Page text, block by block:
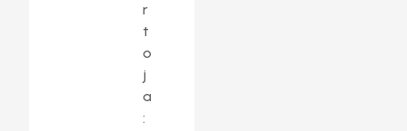
r
t
o
j
a
: